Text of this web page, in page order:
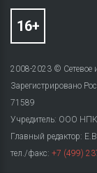
2008-2023 © Сетевое
Зарегистрировано
71589
Учредитель: ООО НПК
Главный редактор:
тел./факс: +7 (499)